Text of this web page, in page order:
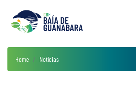
Home Notícias